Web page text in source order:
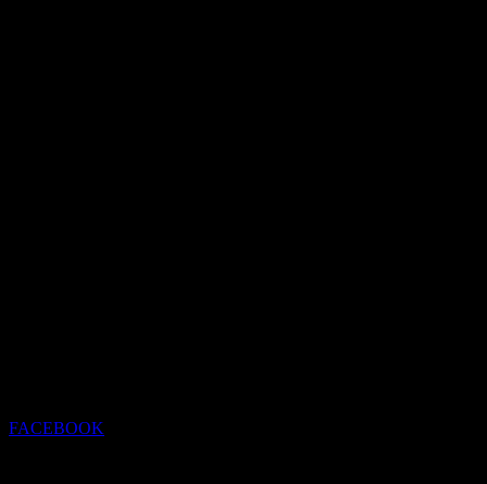
FACEBOOK